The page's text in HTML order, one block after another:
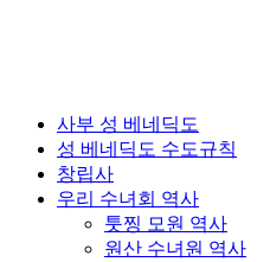
사부 성 베네딕도
성 베네딕도 수도규칙
창립사
우리 수녀회 역사
툿찡 모원 역사
원산 수녀원 역사